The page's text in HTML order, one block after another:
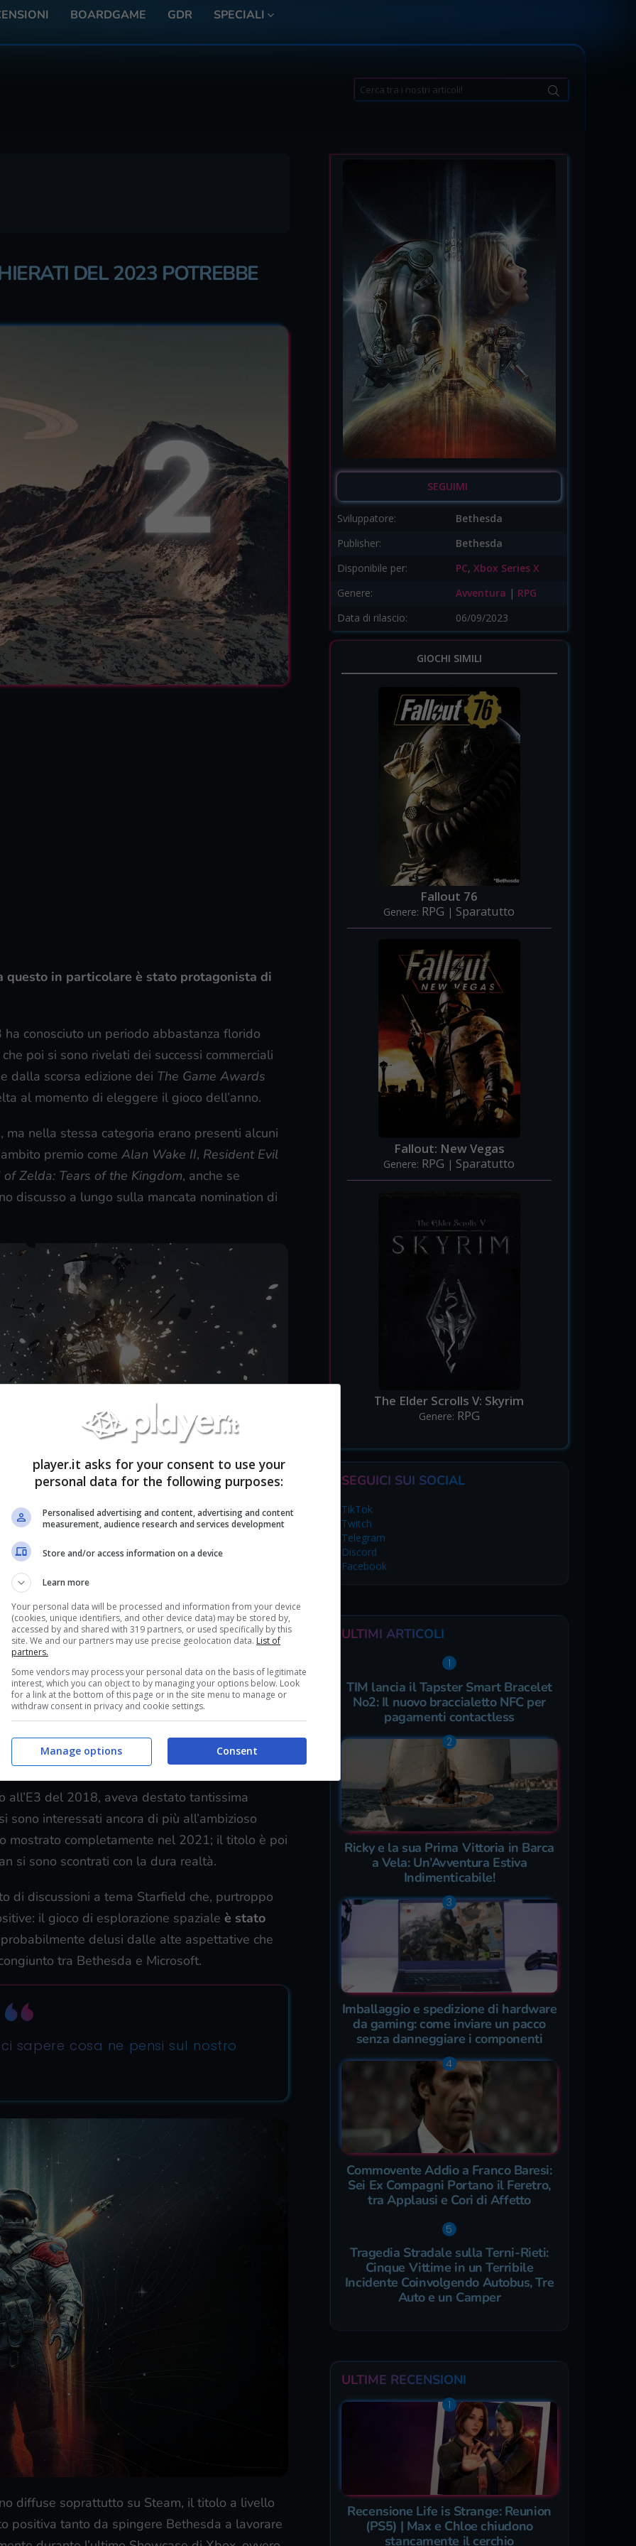
BOARDGAME GDR SPECIALI
Search
for:
DEL 2023 POTREBBE
in particolare è stato protagonista di
conosciuto un periodo abbastanza florido
poi si sono rivelati dei successi commerciali
dalla scorsa edizione dei The Game Awards
al momento di eleggere il gioco dell’anno.
ma nella stessa categoria erano presenti alcuni
premio come Alan Wake II, Resident Evil
Zelda: Tears of the Kingdom, anche se
discusso a lungo sulla mancata nomination di
, il titolo di punta di Bethesda e di Microsoft, che
dell’anno, ma sicuramente si è meritatolo
e, dato che se ne sta ancora parlando,
una voce di corridoio saltata fuori negli ultimi
che ce lo suggeriscono
all’E3 del 2018, aveva destato tantissima
interessati ancora di più all’ambizioso
mostrato completamente nel 2021; il titolo è poi
si sono scontrati con la dura realtà.
di discussioni a tema Starfield che, purtroppo
il gioco di esplorazione spaziale è stato
delusi dalle alte aspettative che
tra Bethesda e Microsoft.
sapere cosa ne pensi sul nostro
diffuse soprattutto su Steam, il titolo a livello
positiva tanto da spingere Bethesda a lavorare
SEGUIMI
Sviluppatore:
Bethesda
Publisher:
Bethesda
Disponibile per:
PC, Xbox Series X
Genere:
Avventura | RPG
Data di rilascio:
06/09/2023
GIOCHI SIMILI
Fallout 76
Genere: RPG | Sparatutto
Fallout: New Vegas
Genere: RPG | Sparatutto
The Elder Scrolls V: Skyrim
Genere: RPG
SEGUICI SUI SOCIAL
TikTok
Twitch
Telegram
Discord
Facebook
ULTIMI ARTICOLI
TIM lancia il Tapster Smart Bracelet
No2: Il nuovo braccialetto NFC per
pagamenti contactless
Ricky e la sua Prima Vittoria in Barca
a Vela: Un’Avventura Estiva
Indimenticabile!
Imballaggio e spedizione di hardware
da gaming: come inviare un pacco
senza danneggiare i componenti
Commovente Addio a Franco Baresi:
Sei Ex Compagni Portano il Feretro,
tra Applausi e Cori di Affetto
Tragedia Stradale sulla Terni-Rieti:
Cinque Vittime in un Terribile
Incidente Coinvolgendo Autobus, Tre
Auto e un Camper
ULTIME RECENSIONI
Recensione Life is Strange: Reunion
(PS5) | Max e Chloe chiudono
stancamente il cerchio
player.it asks for your consent to use your
personal data for the following purposes:
Personalised advertising and content, advertising and content
measurement, audience research and services development
Store and/or access information on a device
Learn more
Your personal data will be processed and information from your device
(cookies, unique identifiers, and other device data) may be stored by,
accessed by and shared with 319 partners, or used specifically by this
site. We and our partners may use precise geolocation data. List of
partners.
Some vendors may process your personal data on the basis of legitimate
interest, which you can object to by managing your options below. Look
for a link at the bottom of this page or in the site menu to manage or
withdraw consent in privacy and cookie settings.
Consent
Manage options